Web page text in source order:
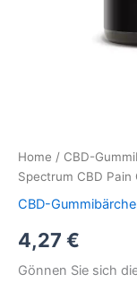
Home / CBD-
Spectrum CBD
CBD-
4,27 €
Gönnen Sie sich